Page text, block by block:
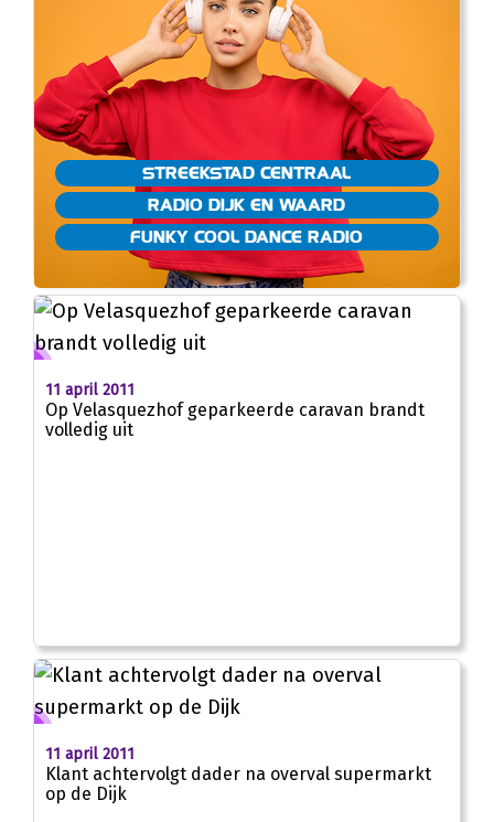
STREEKSTAD CENTRAAL
RADIO DIJK EN WAARD
FUNKY COOL DANCE RADIO
11 april 2011
Op Velasquezhof geparkeerde caravan brandt
volledig uit
11 april 2011
Klant achtervolgt dader na overval supermarkt
op de Dijk